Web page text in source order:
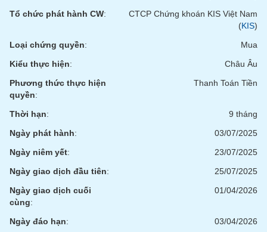
Tổ chức phát hành CW:
CTCP Chứng khoán KIS Việt Nam
(KIS)
Loại chứng quyền:
Mua
Kiểu thực hiện:
Châu Âu
Phương thức thực hiện
quyền:
Thanh Toán Tiền
Thời hạn:
9 tháng
Ngày phát hành:
03/07/2025
Ngày niêm yết:
23/07/2025
Ngày giao dịch đầu tiên:
25/07/2025
Ngày giao dịch cuối
cùng:
01/04/2026
Ngày đáo hạn: 03/04/2026